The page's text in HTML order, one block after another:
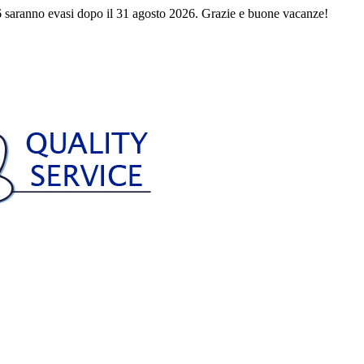
evasi dopo il 31 agosto 2026. Grazie e buone vacanze!